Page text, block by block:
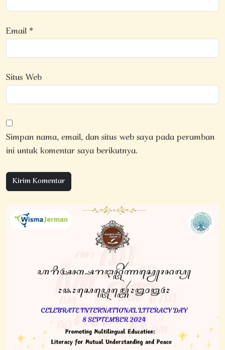
Email*
Situs Web
Simpan nama, email, dan situs web saya pada peramban
ini untuk komentar saya berikutnya.